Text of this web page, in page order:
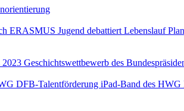
ERASMUS Jugend debattiert Lebenslauf
2023 Geschichtswettbewerb des
DFB-Talentförderung iPad-Band des HWG